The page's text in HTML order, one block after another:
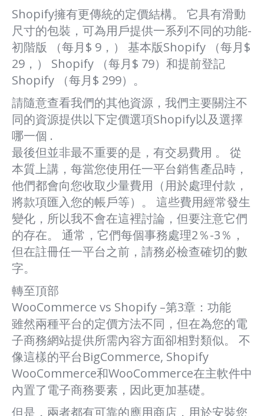
Shopify擁有更傳統的定價結構。 它具有滑動
尺寸的包裝，可為用戶提供一系列不同的功能-
初階版 （每月$ 9，） 基本版Shopify （每月$
29，） Shopify （每月$ 79）和提前登記
Shopify （每月$ 299）。
請隨意查看我們的其他資源，我們主要關注不
同的資源提供以下定價選項Shopify以及選擇
哪一個 .
最後但並非最不重要的是，有交易費用 。 從
本質上講，每當您使用任一平台銷售產品時，
他們都會向您收取少量費用（用於處理付款，
將款項匯入您的帳戶等）。 這些費用經常發生
變化，所以我不會在這裡討論，但要注意它們
的存在。 通常，它們每個事務處理2％-3％，
但在註冊任一平台之前，請務必檢查確切的數
字。
轉至頂部
WooCommerce vs Shopify –第3章：功能
雖然兩種平台的定價方法不同，但在為您的電
子商務網站提供所需內容方面卻相對類似。 不
像這樣的平台BigCommerce, Shopify
WooCommerce和WooCommerce在主軟件中
內置了電子商務要素，因此更加基礎。
但是，兩者都有可靠的應用商店，用於安裝您